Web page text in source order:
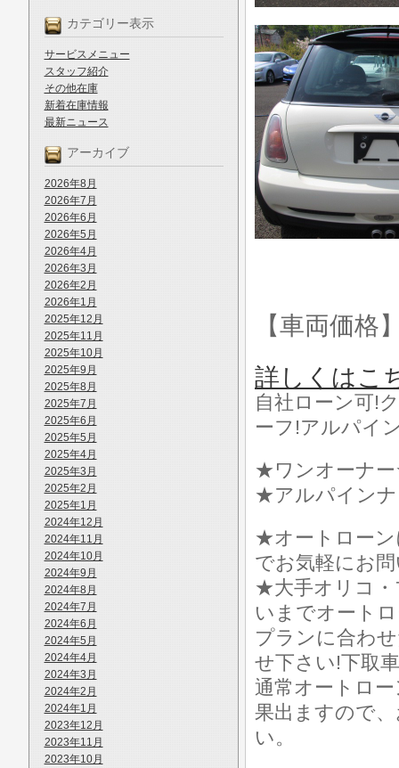
カテゴリー表示
サービスメニュー
スタッフ紹介
その他在庫
新着在庫情報
最新ニュース
アーカイブ
2026年8月
2026年7月
2026年6月
2026年5月
2026年4月
2026年3月
2026年2月
2026年1月
2025年12月
2025年11月
2025年10月
2025年9月
2025年8月
2025年7月
2025年6月
2025年5月
2025年4月
2025年3月
2025年2月
2025年1月
2024年12月
2024年11月
2024年10月
2024年9月
2024年8月
2024年7月
2024年6月
2024年5月
2024年4月
2024年3月
2024年2月
2024年1月
2023年12月
2023年11月
2023年10月
【車両価格
詳しくはこ
自社ローン可!
ーフ!アルパイ
★ワンオーナ
★アルパイン
★オートローン
でお気軽にお
★大手オリコ・
いまでオート
プランに合わ
せ下さい!下取
通常オートロ
果出ますので
い。